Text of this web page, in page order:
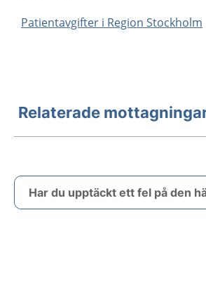
Patientavgifter i Region Stockholm
Relaterade
Har du upptäckt ett fel på den